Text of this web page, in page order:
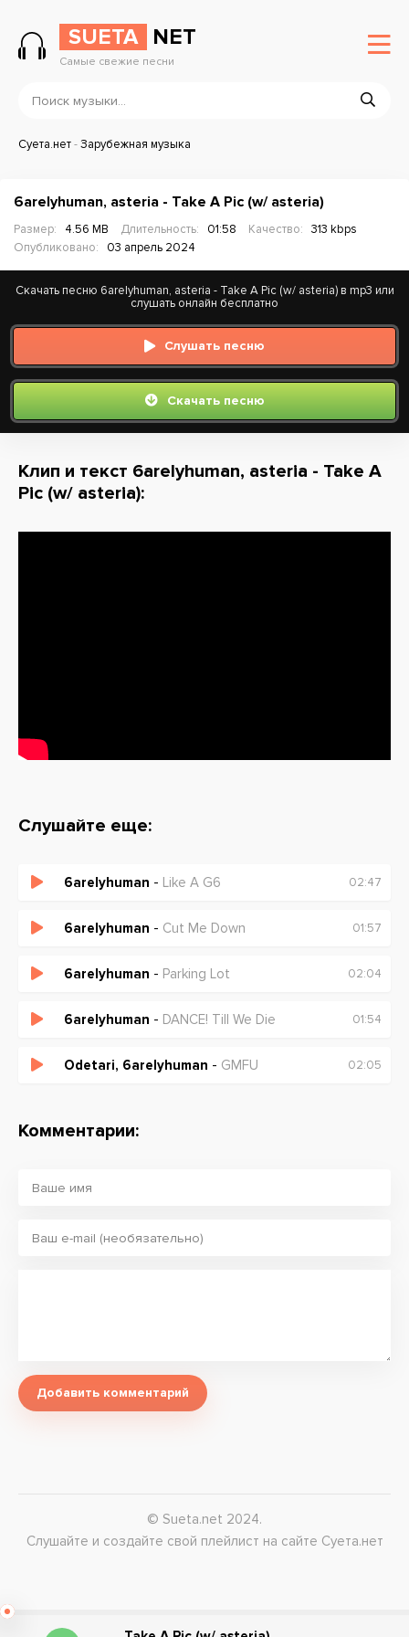
SUETA NET
Самые свежие песни
Суета.нет-Зарубежная музыка
6arelyhuman, asteria - Take A Pic (w/ asteria)
Размер: 4.56 MB Длительность: 01:58 Качество:
313 kbps
Опубликовано:
03 апрель 2024
Скачать песню 6arelyhuman, asteria - Take A Pic (w/ asteria) в mp3 или
слушать онлайн бесплатно
Слушать песню
Скачать песню
Клип и текст 6arelyhuman, asteria - Take A
Pic (w/ asteria):
Слушайте еще:
6arelyhuman - Like A G6 02:47
6arelyhuman - Cut Me Down 01:57
6arelyhuman - Parking Lot 02:04
6arelyhuman - DANCE! Till We Die 01:54
Odetari, 6arelyhuman - GMFU 02:05
Комментарии:
Добавить комментарий
© Sueta.net 2024.
Слушайте и создайте свой плейлист на сайте Суета.нет